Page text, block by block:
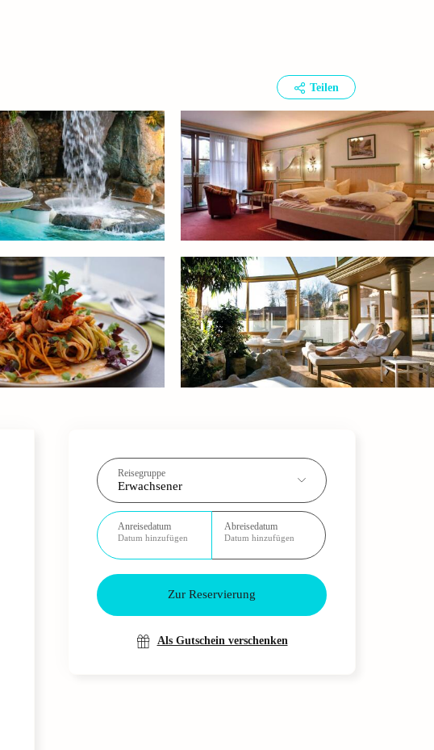
Teilen
Reisegruppe
Erwachsener
Anreisedatum
Datum hinzufügen
Abreisedatum
Datum hinzufügen
Zur Reservierung
Als Gutschein verschenken